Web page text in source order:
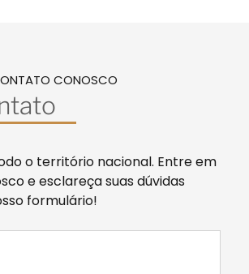
CONOSCO
o território nacional. Entre em
e esclareça suas dúvidas
formulário!